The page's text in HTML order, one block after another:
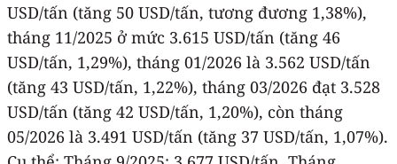
USD/tấn (tăng 50 USD/tấn, tương đương 1,38%),
tháng 11/2025 ở mức 3.615 USD/tấn (tăng 46
USD/tấn, 1,29%), tháng 01/2026 là 3.562 USD/tấn
(tăng 43 USD/tấn, 1,22%), tháng 03/2026 đạt 3.528
USD/tấn (tăng 42 USD/tấn, 1,20%), còn tháng
05/2026 là 3.491 USD/tấn (tăng 37 USD/tấn, 1,07%).